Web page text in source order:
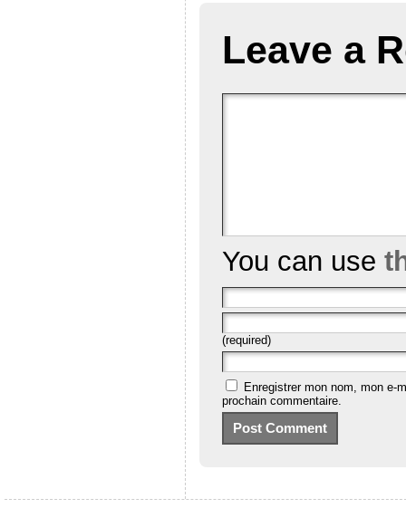
Leave a
You can use
(required)
Enregistrer mon nom, mon e-
prochain commentaire.